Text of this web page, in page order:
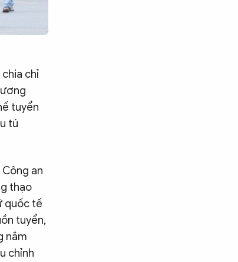
chỉ
tuyển
tú
an
thạo
quốc tế
tuyển,
nắm
chỉnh